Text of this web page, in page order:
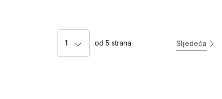
1 od 5 strana Sljedeća